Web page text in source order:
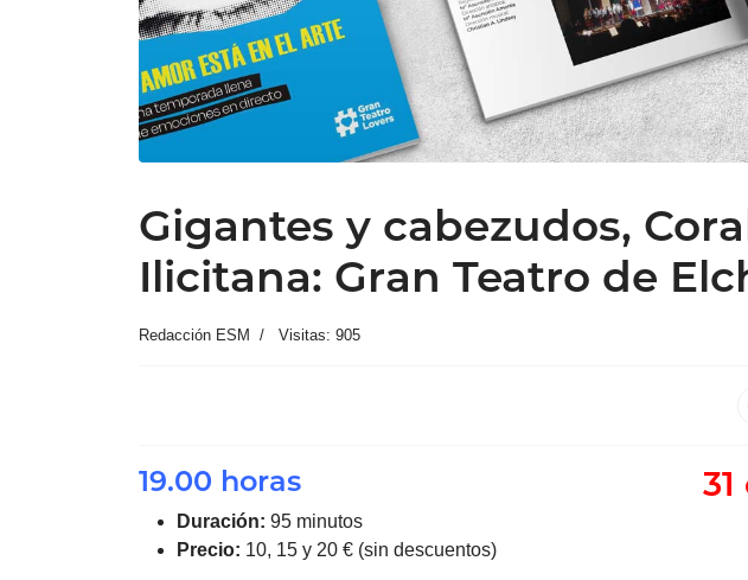
Gigantes y cabezudos,
Ilicitana: Gran Teatro de
Redacción ESM Visitas: 905
19.00 horas
Duración: 95 minutos
Precio: 10, 15 y 20 € (sin descuentos)